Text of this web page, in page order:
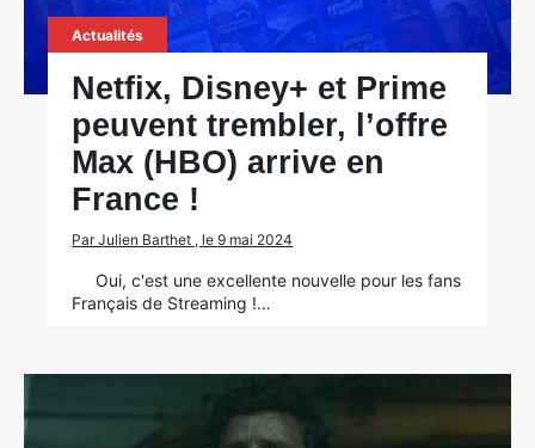
Actualités
Netfix, Disney+ et Prime
peuvent trembler, l’offre
Max (HBO) arrive en
France !
Par Julien Barthet , le 9 mai 2024
Oui, c'est une excellente nouvelle pour les fans
Français de Streaming !…